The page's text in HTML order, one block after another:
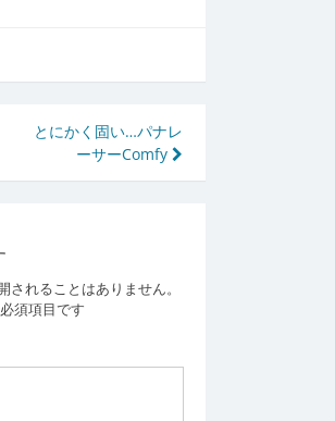
とにかく固い…パナレ
ーサーComfy
されることはありません。
須項目です